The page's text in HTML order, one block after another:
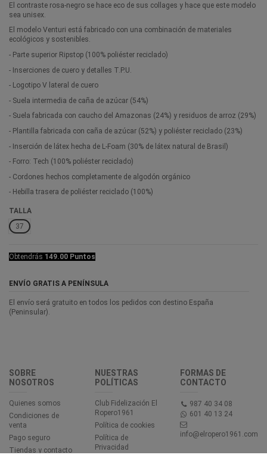
El contraste rosa-negro se hace eco de sus collages y hace que este modelo
sea unisex.
El modelo Venturi está fabricado con una combinación de materiales
ecológicos y sostenibles.
- Parte superior Ripstop (100% poliéster reciclado)
- Inserciones de cuero y detalles T.P.U.
- Logotipo V lateral de cuero
- Suela intermedia de caña de azúcar (54%)
- Suela fabricada con caucho del Amazonas (24%) y residuos de arroz (29%)
- Plantilla fabricada con caña de azúcar (52%) y poliéster reciclado (23%)
- Inserción de látex hecha de L-Foam (30% de látex natural de Brasil)
- Forro: Tech (100% poliéster reciclado)
- Cordones hechos completamente de algodón orgánico
- Hebilla trasera de poliéster reciclado (100%)
TALLA
37
Obtendrás 149.00 Puntos
ENVÍO GRATIS A PENÍNSULA
El envío será gratuito en todos los pedidos con destino España
(Peninsular).
SOBRE
NOSOTROS
Quienes somos
Condiciones de
venta
Pago seguro
Tiendas y contacto
NUESTRAS
POLÍTICAS
Club Fidelización El
Ropero1961
Política de cookies
Política de
Privacidad
FORMAS DE
CONTACTO
987 40 34 08
601 40 13 24
info@elropero1961.com